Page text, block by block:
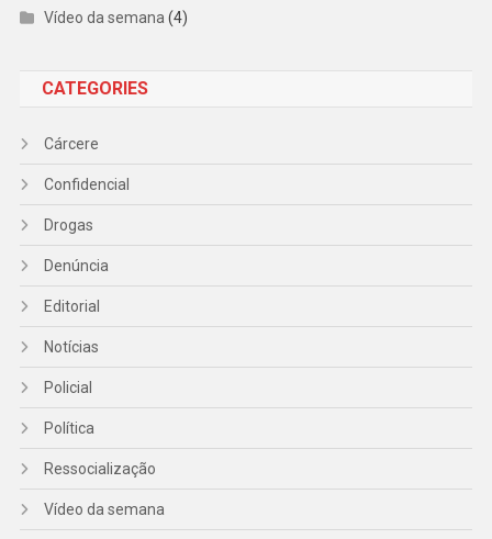
Vídeo da semana(4)
CATEGORIES
Cárcere
Confidencial
Drogas
Denúncia
Editorial
Notícias
Policial
Política
Ressocialização
Vídeo da semana